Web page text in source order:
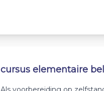
cursus elementaire